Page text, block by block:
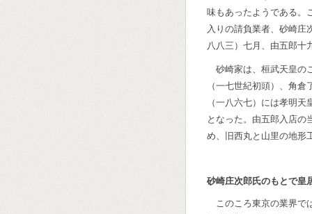
味もあったようである。
入りの請負業者、砂崎庄
八八三）七月、由五郎十
砂崎家は、桓武天皇の
（一七世紀初頭）、角
（一八六七）には孝明
となった。由五郎入店の
め、旧西丸と山里の地形
砂崎庄次郎氏のもとで皇
このころ東京の業界で